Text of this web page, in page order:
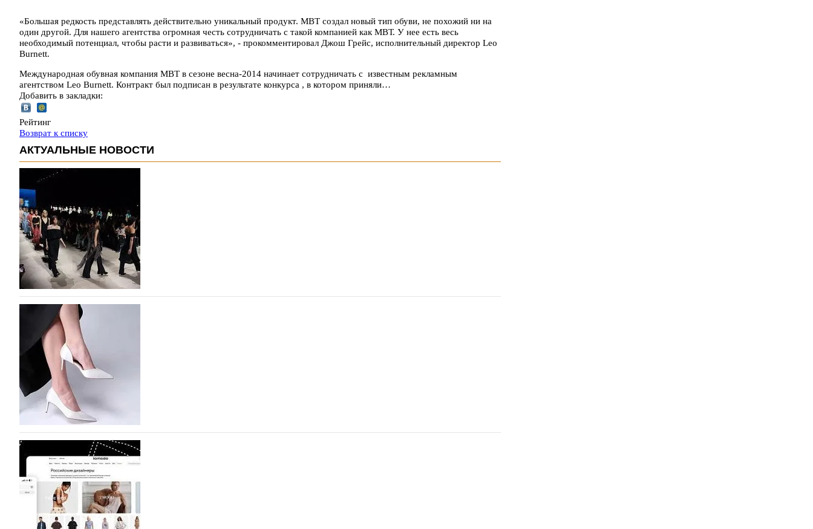
«Большая редкость представлять действительно уникальный продукт. МВТ создал новый тип обуви, не похожий ни на
один другой. Для нашего агентства огромная честь сотрудничать с такой компанией как МВТ. У нее есть весь
необходимый потенциал, чтобы расти и развиваться», - прокомментировал Джош Грейс, исполнительный директор Leo
Burnett.
Международная обувная компания МВТ в сезоне весна-2014 начинает сотрудничать с известным рекламным
агентством Leo Burnett. Контракт был подписан в результате конкурса , в котором приняли…
Добавить в закладки:
Рейтинг
Возврат к списку
АКТУАЛЬНЫЕ НОВОСТИ
На участие в Московской неделе моды подано 1047 заявок
На участие в седьмой Московской неделе моды, которая пройдет в российской столице с 26 сентября по 1
октября, уже подано 1047 заявок. Примерно половину из них (494) прислали дизайнеры, коллекции
которых не были представлены в…
07.08.2026 264
BALLINA представит свои новинки на Euro Shoes
Компания BALLINA Guangzhou Lihuang Footwear Co., Ltd., основанная в 2011 году и расположенная в
Гуанчжоу, столице моды Китая, является профессиональной обувной компанией, объединяющей
разработку, производство и…
07.08.2026 210